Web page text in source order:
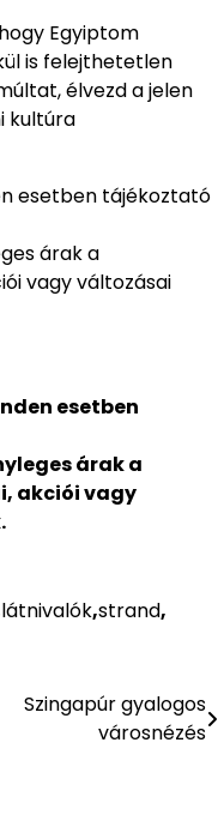
Egyiptom
is felejthetetlen
élvezd a jelen
kultúra
esetben tájékoztató
árak a
vagy változásai
esetben
árak a
akciói vagy
látnivalók,strand,
Szingapúr gyalogos
városnézés